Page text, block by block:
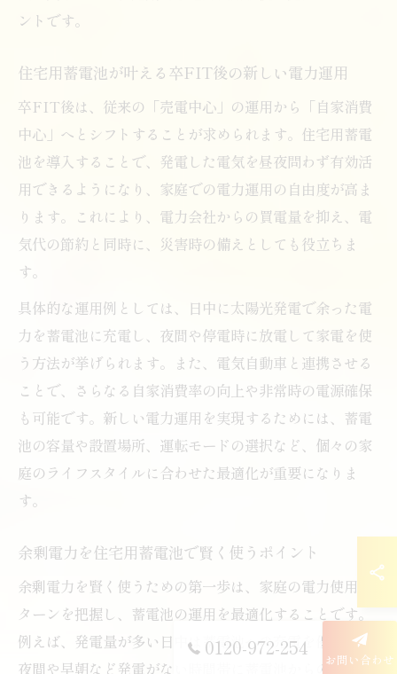
ントです。
住宅用蓄電池が叶える卒FIT後の新しい電力運用
卒FIT後は、従来の「売電中心」の運用から「自家消費
中心」へとシフトすることが求められます。住宅用蓄電
池を導入することで、発電した電気を昼夜問わず有効活
用できるようになり、家庭での電力運用の自由度が高ま
ります。これにより、電力会社からの買電量を抑え、電
気代の節約と同時に、災害時の備えとしても役立ちま
す。
具体的な運用例としては、日中に太陽光発電で余った電
力を蓄電池に充電し、夜間や停電時に放電して家電を使
う方法が挙げられます。また、電気自動車と連携させる
ことで、さらなる自家消費率の向上や非常時の電源確保
も可能です。新しい電力運用を実現するためには、蓄電
池の容量や設置場所、運転モードの選択など、個々の家
庭のライフスタイルに合わせた最適化が重要になりま
す。
余剰電力を住宅用蓄電池で賢く使うポイント
余剰電力を賢く使うための第一歩は、家庭の電力使用パ
ターンを把握し、蓄電池の運用を最適化することです。
例えば、発電量が多い日中は蓄電池への充電を優先し、
夜間や早朝など発電がない時間帯に蓄電池からの放電で
0120-972-254 お問い合わせ